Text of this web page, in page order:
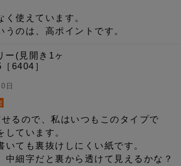
使えています。
のは、高ポイントです。
ー(見開き1ヶ
6404］
日
るので、私はいつもこのタイプで
しています。
いても裏抜けしにくい紙です。
中細字だと裏から透けて見えるかな？